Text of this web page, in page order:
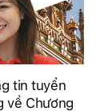
tin tuyển
về Chương